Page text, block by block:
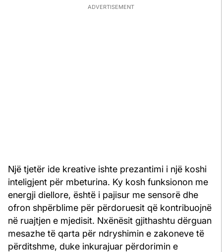
Një tjetër ide kreative ishte prezantimi i një koshi
inteligjent për mbeturina. Ky kosh funksionon me
energji diellore, është i pajisur me sensorë dhe
ofron shpërblime për përdoruesit që kontribuojnë
në ruajtjen e mjedisit. Nxënësit gjithashtu dërguan
mesazhe të qarta për ndryshimin e zakoneve të
përditshme, duke inkurajuar përdorimin e